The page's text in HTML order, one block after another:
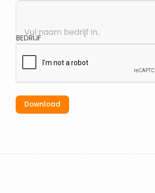
BEDRIJF